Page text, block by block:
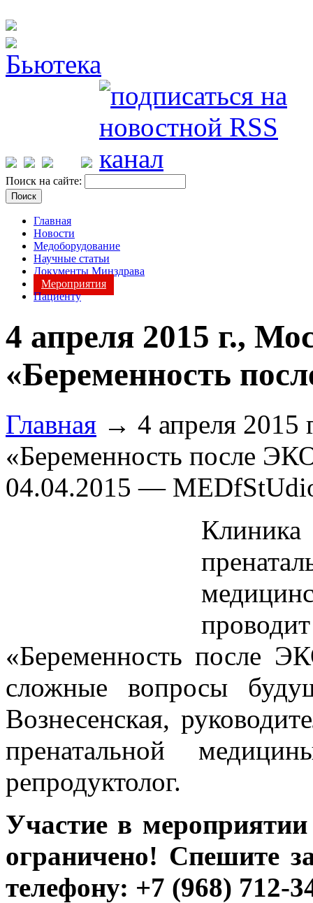
Поиск на сайте:
Главная
Новости
Медоборудование
Научные статьи
Документы Минздрава
Мероприятия
Пациенту
4 апреля 2015 г.,
«Беременность
Главная → 4 апреля 2015
«Беременность после
04.04.2015 —
«Беременность после
сложные вопросы
Вознесенская,
пренатальной
репродуктолог.
Участие в
ограничено! Спешите
телефону: +7 (968) 712-